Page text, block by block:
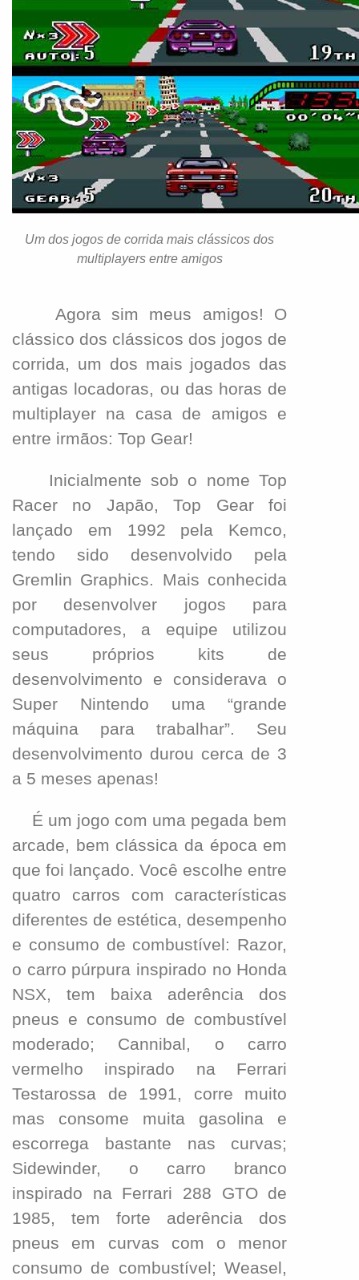
Um dos jogos de corrida mais clássicos dos
multiplayers entre amigos
Agora sim meus amigos! O
clássico dos clássicos dos jogos de
corrida, um dos mais jogados das
antigas locadoras, ou das horas de
multiplayer na casa de amigos e
entre irmãos: Top Gear!
Inicialmente sob o nome Top
Racer no Japão, Top Gear foi
lançado em 1992 pela Kemco,
tendo sido desenvolvido pela
Gremlin Graphics. Mais conhecida
por desenvolver jogos para
computadores, a equipe utilizou
seus próprios kits de
desenvolvimento e considerava o
Super Nintendo uma “grande
máquina para trabalhar”. Seu
desenvolvimento durou cerca de 3
a 5 meses apenas!
É um jogo com uma pegada bem
arcade, bem clássica da época em
que foi lançado. Você escolhe entre
quatro carros com características
diferentes de estética, desempenho
e consumo de combustível: Razor,
o carro púrpura inspirado no Honda
NSX, tem baixa aderência dos
pneus e consumo de combustível
moderado; Cannibal, o carro
vermelho inspirado na Ferrari
Testarossa de 1991, corre muito
mas consome muita gasolina e
escorrega bastante nas curvas;
Sidewinder, o carro branco
inspirado na Ferrari 288 GTO de
1985, tem forte aderência dos
pneus em curvas com o menor
consumo de combustível; Weasel,